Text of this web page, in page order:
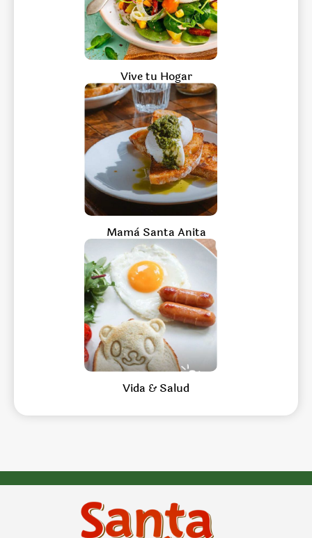
Vive tu Hogar
Mamà Santa Anita
Vida & Salud